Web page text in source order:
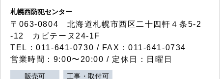
札幌西防犯センター
〒063-0804 北海道札幌市西区二十四軒４条5-2
-12 カピテーヌ24-1F
TEL：011-641-0730 / FAX：011-641-0734
営業時間：9:00〜20:00 / 定休日：日曜日
販売可 工事・取付可